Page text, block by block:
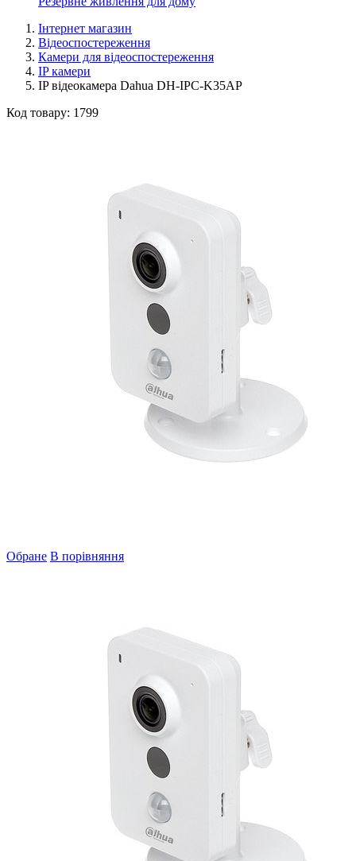
Інтернет магазин
Відеоспостереження
Камери для відеоспостереження
IP камери
IP відеокамера Dahua DH-IPC-K35AP
Код товару: 1799
Обране В порівняння